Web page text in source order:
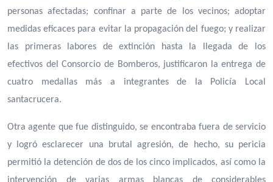
personas afectadas; confinar a parte de los vecinos; adoptar
medidas eficaces para evitar la propagación del fuego; y realizar
las primeras labores de extinción hasta la llegada de los
efectivos del Consorcio de Bomberos, justificaron la entrega de
cuatro medallas más a integrantes de la Policía Local
santacrucera.
Otra agente que fue distinguido, se encontraba fuera de servicio
y logró esclarecer una brutal agresión, de hecho, su pericia
permitió la detención de dos de los cinco implicados, así como la